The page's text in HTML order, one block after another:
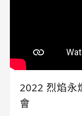
2022 烈焰永
會